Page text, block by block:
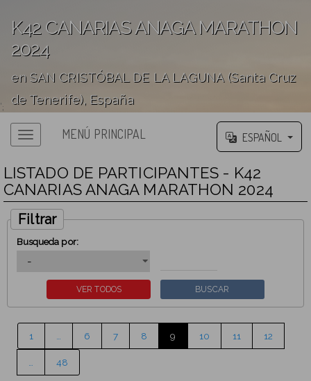
K42 CANARIAS ANAGA MARATHON
2024
en SAN CRISTÓBAL DE LA LAGUNA (Santa Cruz
de Tenerife), España
';
MENÚ PRINCIPAL ESPAÑOL
LISTADO DE PARTICIPANTES - K42
CANARIAS ANAGA MARATHON 2024
Filtrar
Busqueda por:
1 6 7 8 9 10 11 12
48